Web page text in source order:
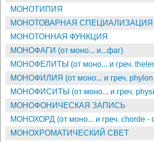
МОНОТИПИЯ
МОНОТОВАРНАЯ СПЕЦИАЛИЗАЦИЯ
МОНОТОННАЯ ФУНКЦИЯ
МОНОФАГИ (от моно... и...фаг)
МОНОФЕЛИТЫ (от моно... и греч.
МОНОФИЛИЯ (от моно... и греч. phylon
МОНОФИСИТЫ (от моно... и греч.
МОНОФОНИЧЕСКАЯ ЗАПИСЬ
МОНОХОРД (от моно... и греч. chorde -
МОНОХРОМАТИЧЕСКИЙ СВЕТ